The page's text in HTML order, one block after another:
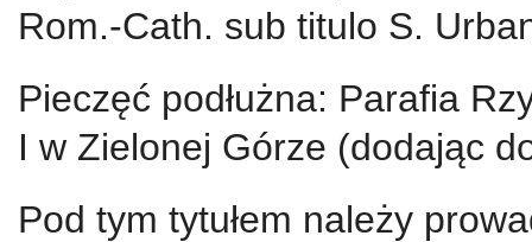
Rom.-Cath. sub titulo S.
Pieczęć podłużna: Parafia
I w Zielonej Górze (dodając
Pod tym tytułem należy